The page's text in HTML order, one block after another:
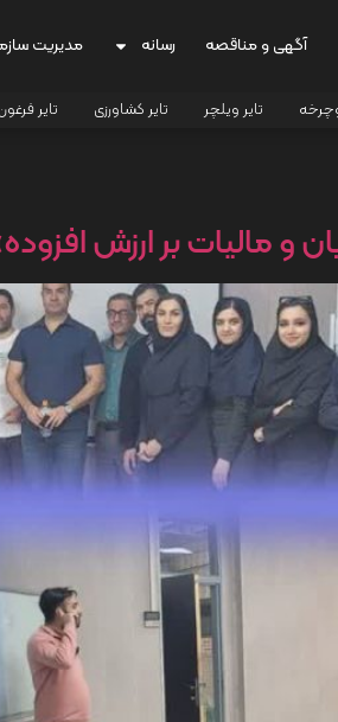
آگهی و مناقصه رسانه مدیریت
تایر ویلچر تایر کشاورزی تایر
و مالیات بر ارزش